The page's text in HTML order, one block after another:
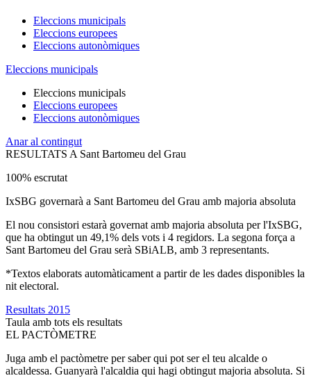
Eleccions municipals
Eleccions europees
Eleccions autonòmiques
Eleccions municipals
Eleccions municipals
Eleccions europees
Eleccions autonòmiques
Anar al contingut
RESULTATS A Sant Bartomeu del Grau
100% escrutat
IxSBG governarà a Sant Bartomeu del Grau amb majoria absoluta
El nou consistori estarà governat amb majoria absoluta per l'IxSBG,
que ha obtingut un 49,1% dels vots i 4 regidors. La segona força a
Sant Bartomeu del Grau serà SBiALB, amb 3 representants.
*Textos elaborats automàticament a partir de les dades disponibles la
nit electoral.
Resultats 2015
Taula amb tots els resultats
EL PACTÒMETRE
Juga amb el pactòmetre per saber qui pot ser el teu alcalde o
alcaldessa. Guanyarà l'alcaldia qui hagi obtingut majoria absoluta. Si